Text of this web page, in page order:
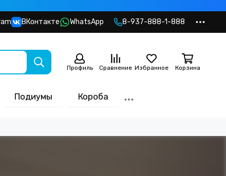
ВКонтакте WhatsApp 8-937-888-1-888
Профиль Сравнение Избранное Корзина
Подиумы Короба